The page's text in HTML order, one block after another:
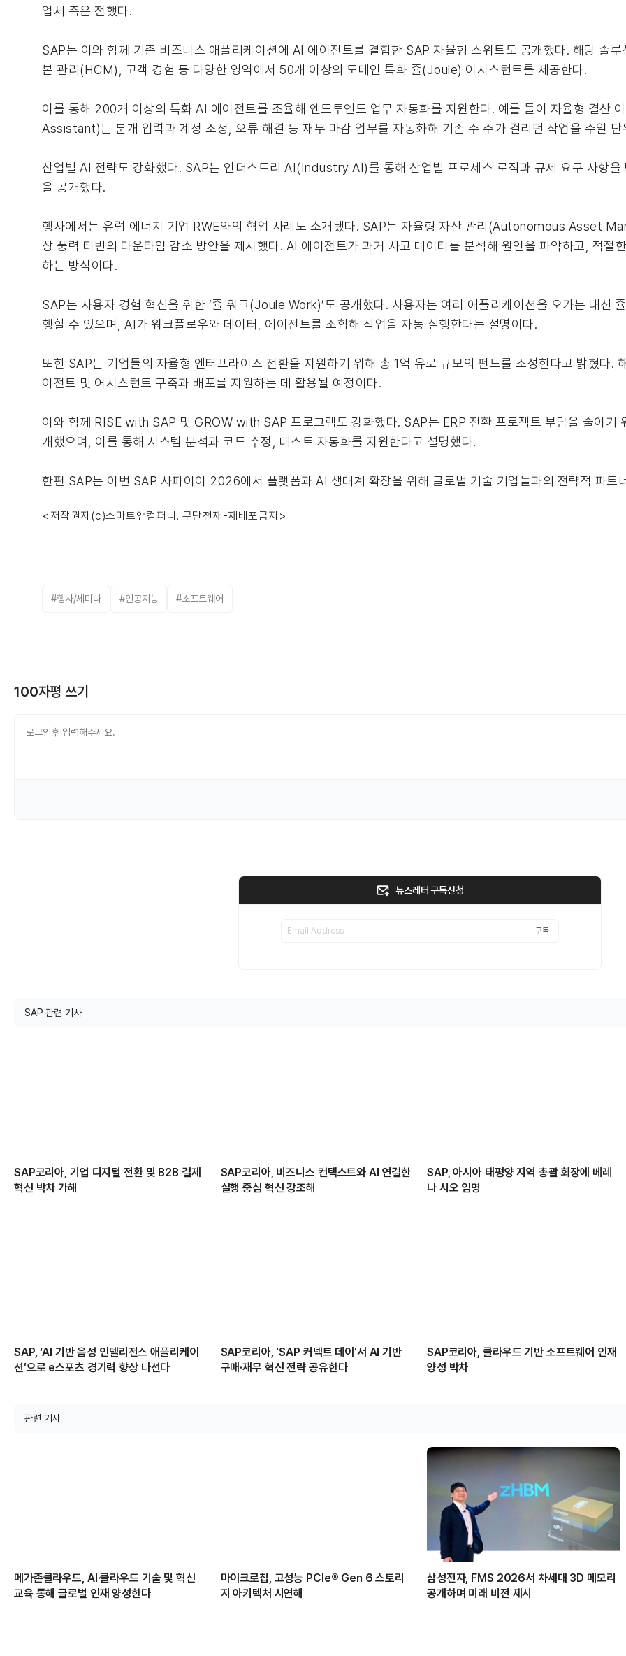
업체 측은 전했다.
SAP는 이와 함께 기존 비즈니스 애플리케이션에 AI 에이전트를 결합한 SAP 자율형 스위트도 공개했다. 해당 솔
본 관리(HCM), 고객 경험 등 다양한 영역에서 50개 이상의 도메인 특화 쥴(Joule) 어시스턴트를 제공한다.
이를 통해 200개 이상의 특화 AI 에이전트를 조율해 엔드투엔드 업무 자동화를 지원한다. 예를 들어 자율형 결산
Assistant)는 분개 입력과 계정 조정, 오류 해결 등 재무 마감 업무를 자동화해 기존 수 주가 걸리던 작업을 수일
산업별 AI 전략도 강화했다. SAP는 인더스트리 AI(Industry AI)를 통해 산업별 프로세스 로직과 규제 요구 사항을
을 공개했다.
행사에서는 유럽 에너지 기업 RWE와의 협업 사례도 소개됐다. SAP는 자율형 자산 관리(Autonomous Asset
상 풍력 터빈의 다운타임 감소 방안을 제시했다. AI 에이전트가 과거 사고 데이터를 분석해 원인을 파악하고, 적절
하는 방식이다.
SAP는 사용자 경험 혁신을 위한 ‘쥴 워크(Joule Work)’도 공개했다. 사용자는 여러 애플리케이션을 오가는 대신
행할 수 있으며, AI가 워크플로우와 데이터, 에이전트를 조합해 작업을 자동 실행한다는 설명이다.
또한 SAP는 기업들의 자율형 엔터프라이즈 전환을 지원하기 위해 총 1억 유로 규모의 펀드를 조성한다고 밝혔다.
이전트 및 어시스턴트 구축과 배포를 지원하는 데 활용될 예정이다.
이와 함께 RISE with SAP 및 GROW with SAP 프로그램도 강화했다. SAP는 ERP 전환 프로젝트 부담을 줄이기
개했으며, 이를 통해 시스템 분석과 코드 수정, 테스트 자동화를 지원한다고 설명했다.
한편 SAP는 이번 SAP 사파이어 2026에서 플랫폼과 AI 생태계 확장을 위해 글로벌 기술 기업들과의 전략적 파트
<저작권자(c)스마트앤컴퍼니. 무단전재-재배포금지>
#행사/세미나 #인공지능 #소프트웨어
100자평 쓰기
뉴스레터 구독신청
구독
SAP 관련 기사
SAP코리아, 기업 디지털 전환 및 B2B 결제
혁신 박차 가해
SAP코리아, 비즈니스 컨텍스트와 AI 연결한
실행 중심 혁신 강조해
SAP, 아시아 태평양 지역 총괄 회장에 베레
나 시오 임명
SAP, ‘AI 기반 음성 인텔리전스 애플리케이
션’으로 e스포츠 경기력 향상 나선다
SAP코리아, 'SAP 커넥트 데이'서 AI 기반
구매·재무 혁신 전략 공유한다
SAP코리아, 클라우드 기반 소프트웨어 인재
양성 박차
관련 기사
메가존클라우드, AI·클라우드 기술 및 혁신
교육 통해 글로벌 인재 양성한다
마이크로칩, 고성능 PCIe® Gen 6 스토리
지 아키텍처 시연해
삼성전자, FMS 2026서 차세대 3D 메모리
공개하며 미래 비전 제시